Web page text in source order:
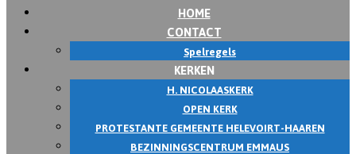
HOME
CONTACT
Spelregels
KERKEN
H. NICOLAASKERK
OPEN KERK
PROTESTANTE GEMEENTE HELEVOIRT-HAAREN
BEZINNINGSCENTRUM EMMAUS